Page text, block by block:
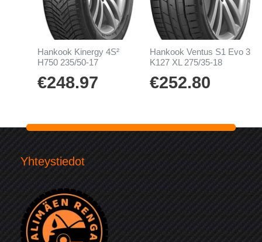
Hankook Kinergy 4S²
H750 235/50-17
€248.97
Hankook Ventus S1 Evo 3
K127 XL 275/35-18
€252.80
Yhteystiedot